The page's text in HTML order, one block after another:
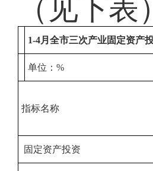
（见下表
1-4月 全市三次产业固定资产
单位： %
指标名称
固定资产投资